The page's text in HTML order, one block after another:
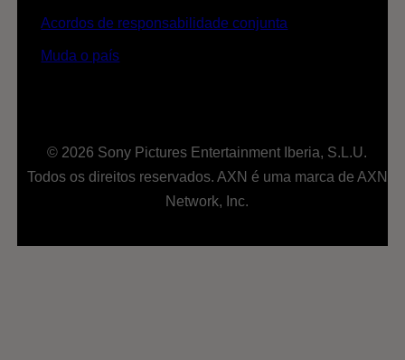
Acordos de responsabilidade conjunta
Muda o país
© 2026 Sony Pictures Entertainment Iberia, S.L.U.
Todos os direitos reservados. AXN é uma marca de AXN
Network, Inc.